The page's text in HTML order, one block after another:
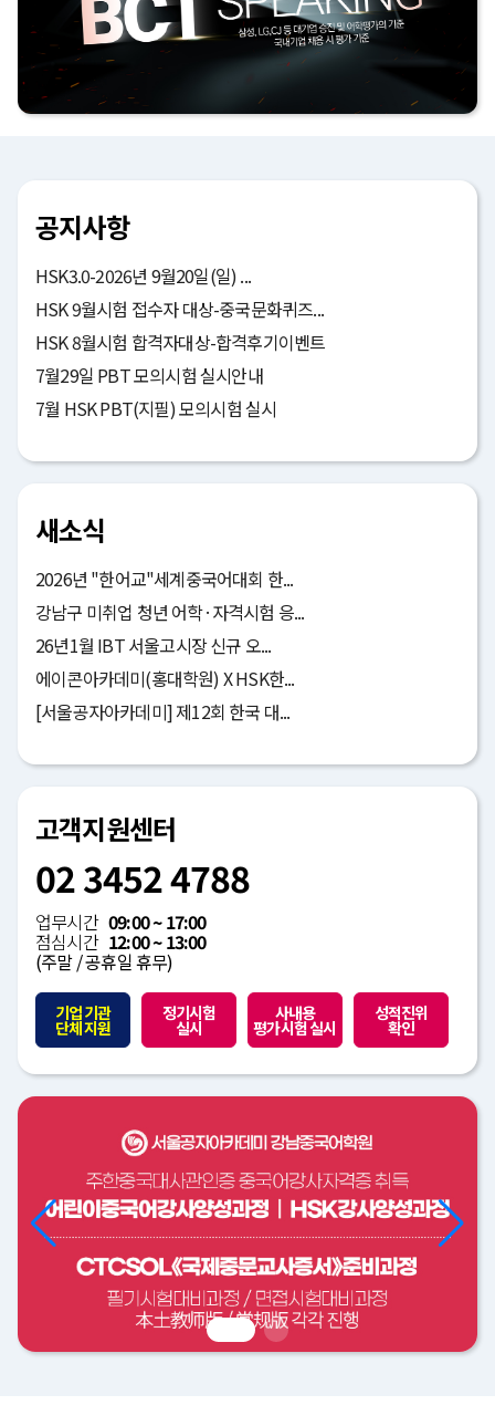
공지사항
HSK3.0-2026년 9월20일(일) ...
HSK 9월시험 접수자 대상-중국문화퀴즈...
HSK 8월시험 합격자대상-합격후기이벤트
7월29일 PBT 모의시험 실시안내
7월 HSK PBT(지필) 모의시험 실시
새소식
2026년 "한어교"세계중국어대회 한...
강남구 미취업 청년 어학·자격시험 응...
26년1월 IBT 서울고시장 신규 오...
에이콘아카데미(홍대학원) X HSK한...
[서울공자아카데미] 제12회 한국 대...
고객지원센터
02 3452 4788
업무시간 09:00 ~ 17:00
점심시간 12:00 ~ 13:00
(주말 / 공휴일 휴무)
기업 기관
단체 지원
정기시험
실시
사내용
평가시험 실시
성적진위
확인